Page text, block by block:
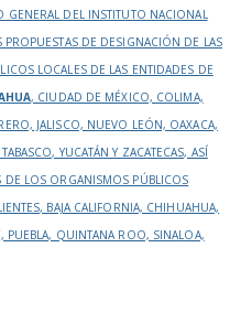
DEL INSTITUTO NACIONAL
PROPUESTAS DE DESIGNACIÓN DE LAS
LOCALES DE LAS ENTIDADES DE
, CIUDAD DE MÉXICO, COLIMA,
JALISCO, NUEVO LEÓN, OAXACA,
YUCATÁN Y ZACATECAS, ASÍ
DE LOS ORGANISMOS PÚBLICOS
BAJA CALIFORNIA, CHIHUAHUA,
QUINTANA ROO, SINALOA,